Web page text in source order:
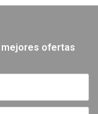
ofertas